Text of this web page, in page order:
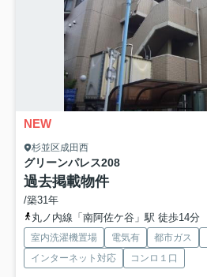
NEW
杉並区成田西
グリーンパレス208
過去掲載物件
/築31年
丸ノ内線「南阿佐ケ谷」駅 徒歩14分
室内洗濯機置場 電気有 都市ガス
インターネット対応
コンロ１口